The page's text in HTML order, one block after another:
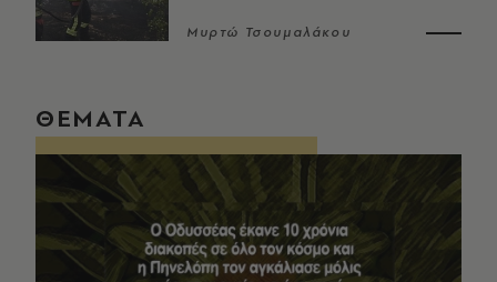
Μυρτώ Τσουμαλάκου
ΘΕΜΑΤΑ